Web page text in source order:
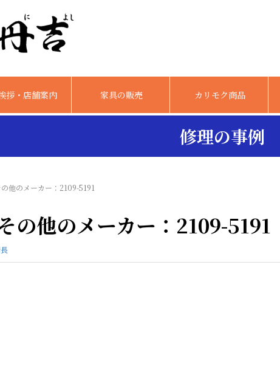
拶・店舗案内 家具の販売 カリモク商品
修理の事例
他のメーカー：2109-5191
の他のメーカー：2109-5191